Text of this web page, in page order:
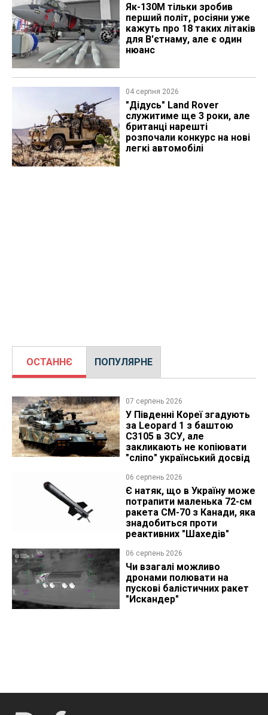
Як-130М тільки зробив
перший політ, росіяни уже
кажуть про 18 таких літаків
для В'єтнаму, але є один
нюанс
04 серпня 2026
"Дідусь" Land Rover
служитиме ще 3 роки, але
британці нарешті
розпочали конкурс на нові
легкі автомобілі
ОСТАННЄ ПОПУЛЯРНЕ
07 серпень 2026
У Південні Кореї згадують
за Leopard 1 з баштою
C3105 в ЗСУ, але
закликають не копіювати
"сліпо" український досвід
06 серпень 2026
Є натяк, що в Україну може
потрапити маленька 72-см
ракета CM-70 з Канади, яка
знадобиться проти
реактивних "Шахедів"
06 серпень 2026
Чи взагалі можливо
дронами полювати на
пускові балістичних ракет
"Искандер"